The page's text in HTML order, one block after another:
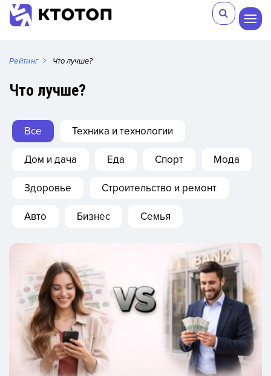
Рейтинг Что лучше?
Что лучше?
Все Техника и технологии
Дом и дача Еда Спорт Мода
Здоровье Строительство и ремонт
Авто Бизнес Семья